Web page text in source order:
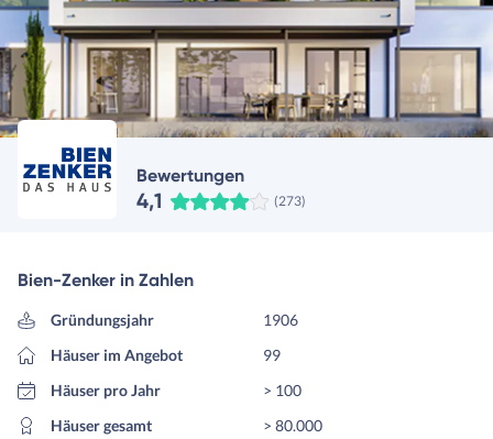
Bewertungen
4,1 (273)
Bien-Zenker in Zahlen
Gründungsjahr
1906
Häuser im Angebot
99
Häuser pro Jahr
> 100
Häuser gesamt
> 80.000